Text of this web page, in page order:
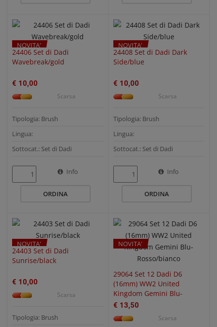
NOVITA'
24406 Set di Dadi
Wavebreak/gold
€ 10,00
Scarsa
Tipologia: Brush
Lingua:
Sottocat.: Set di Dadi
Info
ORDINA
NOVITA'
24408 Set di Dadi Dark
Side/blue
€ 10,00
Scarsa
Tipologia: Brush
Lingua:
Sottocat.: Set di Dadi
Info
ORDINA
NOVITA'
QUICK VIEW
24403 Set di Dadi
Sunrise/black
€ 10,00
Scarsa
Tipologia: Brush
NOVITA'
QUICK VIEW
29064 Set 12 Dadi D6
(16mm) WW2 United
Kingdom Gemini Blu-
Rosso/bianco
€ 13,50
Scarsa